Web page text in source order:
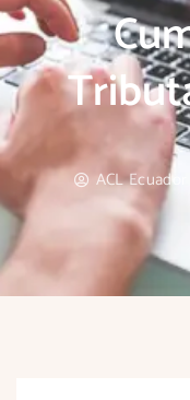
ACL Ecuador